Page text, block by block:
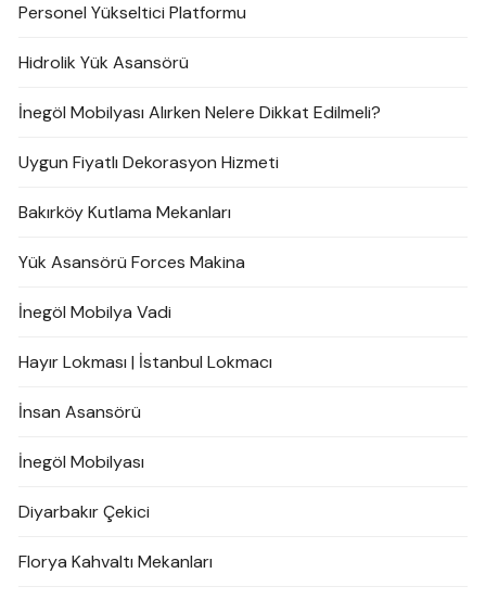
Personel Yükseltici Platformu
Hidrolik Yük Asansörü
İnegöl Mobilyası Alırken Nelere Dikkat Edilmeli?
Uygun Fiyatlı Dekorasyon Hizmeti
Bakırköy Kutlama Mekanları
Yük Asansörü Forces Makina
İnegöl Mobilya Vadi
Hayır Lokması | İstanbul Lokmacı
İnsan Asansörü
İnegöl Mobilyası
Diyarbakır Çekici
Florya Kahvaltı Mekanları